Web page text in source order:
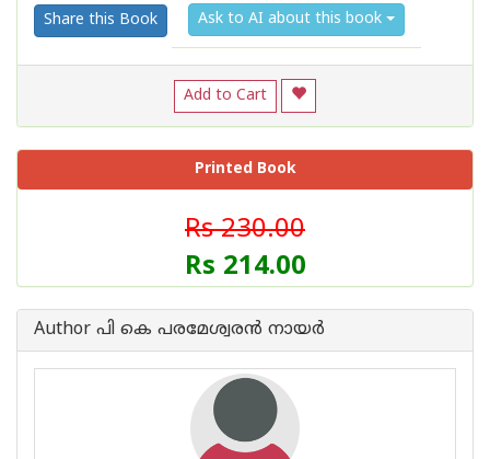
Share this Book Ask to AI about this book
Add to Cart
Printed Book
Rs 230.00
Rs 214.00
Author പി കെ പരമേശ്വരന്‍ നായര്‍